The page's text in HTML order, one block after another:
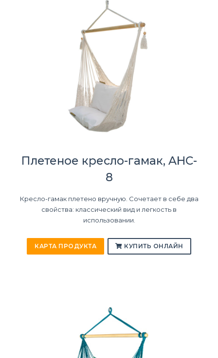
Плетеное кресло-гамак, AHC-
8
Кресло-гамак плетено вручную. Сочетает в себе два
свойства: классический вид и легкость в
использовании.
КАРТА ПРОДУКТА КУПИТЬ ОНЛАЙН